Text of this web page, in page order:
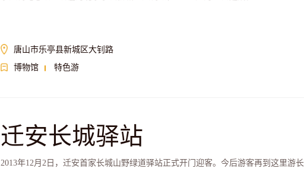
唐山市乐亭县新城区大钊路
博物馆
特色游
迁安长城驿站
2013年12月2日，迁安首家长城山野绿道驿站正式开门迎客。今后游客再到这里游